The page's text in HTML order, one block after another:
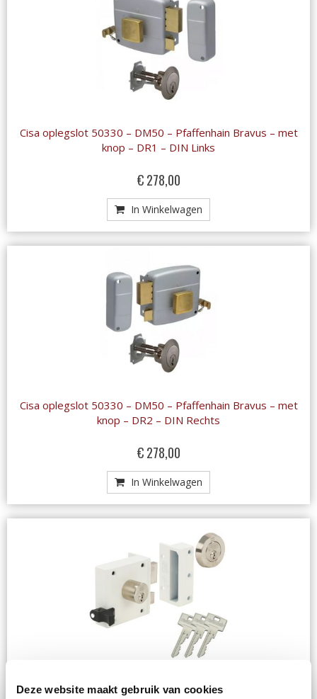
Deze website maakt gebruik van cookies
Cisa oplegslot 50330 – DM50 – Pfaffenhain Bravus – met
knop – DR1 – DIN Links
€ 278,00
In Winkelwagen
Cisa oplegslot 50330 – DM50 – Pfaffenhain Bravus – met
knop – DR2 – DIN Rechts
€ 278,00
In Winkelwagen
- DIN links